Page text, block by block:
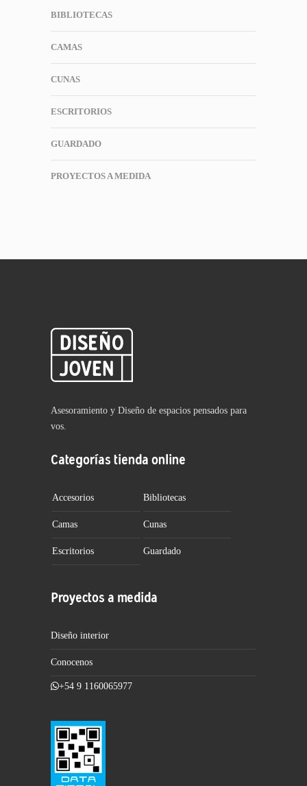
BIBLIOTECAS
CAMAS
CUNAS
ESCRITORIOS
GUARDADO
PROYECTOS A MEDIDA
Asesoramiento y Diseño de espacios pensados para
vos.
Categorías tienda online
Accesorios Bibliotecas
Camas Cunas
Escritorios Guardado
Proyectos a medida
Diseño interior
Conocenos
+54 9 1160065977